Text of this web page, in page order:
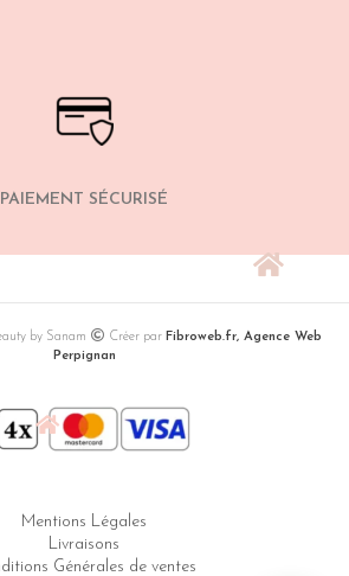
PAIEMENT SÉCURISÉ
by Sanam Créer par Fibroweb.fr, Agence Web
Perpignan
Mentions Légales
Livraisons
Générales de ventes